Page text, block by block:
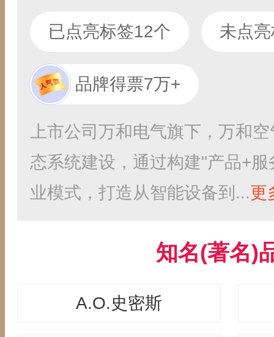
已点亮标签12个 未点
品牌得票7万+
上市公司万和电气旗下，万和
态系统建设，通过构建"产品+
业模式，打造从智能设备到...更
知名(著名)
A.O.史密斯